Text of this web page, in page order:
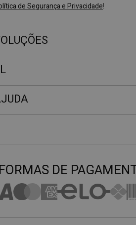
de Segurança e Privacidade!
FORMAS DE